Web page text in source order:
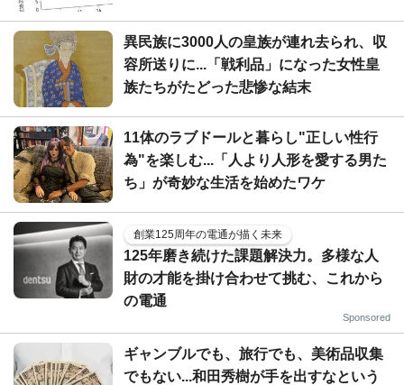
異民族に3000人の皇族が連れ去られ、収
容所送りに...「戦利品」になった女性皇
族たちがたどった悲惨な結末
11体のラブドールと暮らし"正しい性行
為"を楽しむ...「人より人形を愛する男た
ち」が奇妙な生活を始めたワケ
創業125周年の電通が描く未来
125年磨き続けた課題解決力。多様な人
財の才能を掛け合わせて挑む、これから
の電通
Sponsored
ギャンブルでも、旅行でも、美術品収集
でもない...和田秀樹が手を出すなという